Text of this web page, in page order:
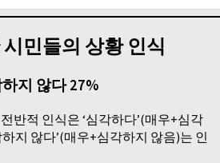
민들의 상황 인식
지 않다 27%
반적 인식은 ‘심각하다’(매우+심각
지 않다’(매우+심각하지 않음)는 인